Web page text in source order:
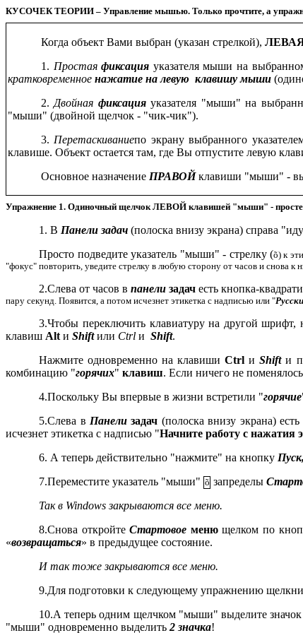
КУСОЧЕК ТЕОРИИ – Управление мышью. Только прочтите, а
Когда объект Вами выбран (указан стрелкой),
1. Простаяфиксация указателя мыши на
кратковременноенажатие на левую клавишу мыши
2. Двойная фиксацияуказателя "мыши" на
"мыши" (двойной щелчок - "чик-чик").
3. Перетаскиваниепо экрану выбранного
клавише. Объект остается там, где Вы отпустите левую
Основное назначение ПРАВОЙклавиши "мыши" -
Упражнение 1. Одиночный щелчок ЛЕВОЙ клавишей "мыши" -
1. В Панели задач(полоска внизу экрана) справа
Просто подведите указатель "мыши" - стрелку (õ) к
"фокус" повторить, уведите стрелку в любую сторону от часов и снова к
2.Слева от часов впанели задач есть кнопка-
пару секунд. Появится, а потом исчезнет этикетка с надписью или "
3.Чтобы переключить клавиатуру на другой
клавиш Alt и Shiftили Ctrl и Shift.
Нажмите одновременно на клавишиCtrl иShiftи
комбинацию "горячих" клавиш. Если ничего не
4.Поскольку Вы впервые в жизни встретили "горячие
5.Слева в Панели задач (полоска внизу экрана)
исчезнет этикетка с надписью "Начните работу с нажатия
6. А теперь действительно "нажмите" на кнопку Пуск,
7.Переместите указатель "мыши" õ запределы
Так в Windows закрываются все меню.
8.Снова откройтеСтартовое менющелком по
«возвращаться» в предыдущее состояние.
И так тоже закрываются все меню.
9.Для подготовки к следующему упражнению
10.А теперь одним щелчком "мыши" выделите
"мыши" одновременно выделить 2 значка!